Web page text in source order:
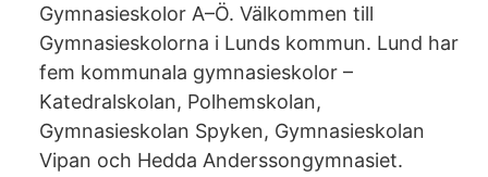
Gymnasieskolor A–Ö. Välkommen till
Gymnasieskolorna i Lunds kommun. Lund har
fem kommunala gymnasieskolor –
Katedralskolan, Polhemskolan,
Gymnasieskolan Spyken, Gymnasieskolan
Vipan och Hedda Anderssongymnasiet.